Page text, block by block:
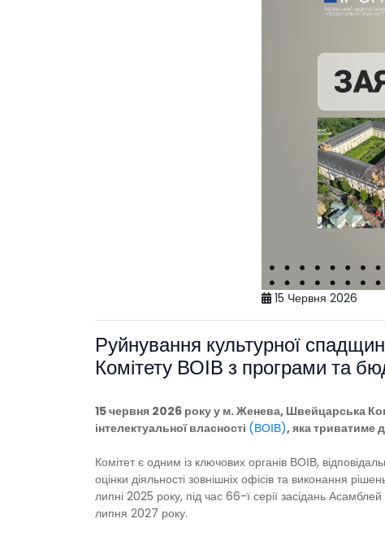
15 Червня 2026
Руйнування культурної
Комітету ВОІВ з програми та
15 червня 2026 року у м. Женева, Швейцарська
інтелектуальної власності (ВОІВ), яка триватиме
Комітет є одним із ключових органів ВОІВ,
оцінки діяльності зовнішніх офісів та виконання
липні 2025 року, під час 66-ї серії засідань
липня 2027 року.